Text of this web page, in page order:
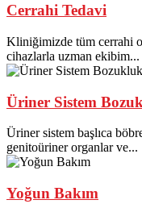
Cerrahi Tedavi
Kliniğimizde tüm cerrahi
cihazlarla uzman ekibim...
Üriner Sistem
Üriner sistem başlıca
genitoüriner organlar ve...
Yoğun Bakım